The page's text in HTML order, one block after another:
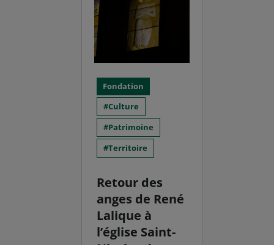
Fondation
Culture
Patrimoine
Territoire
Retour des
anges de René
Lalique à
l’église Saint-